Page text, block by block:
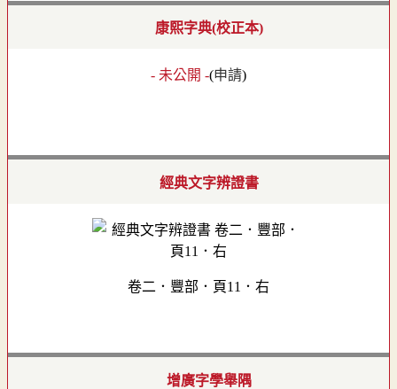
康熙字典(校正本)
- 未公開 -(申請)
經典文字辨證書
卷二．豐部．頁11．右
增廣字學舉隅